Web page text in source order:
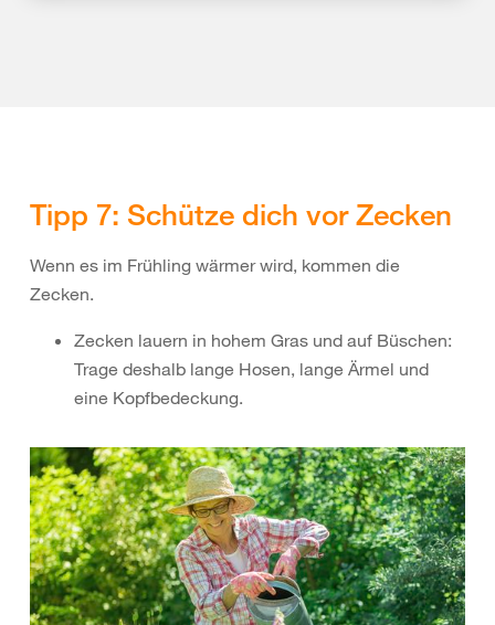
Tipp 7: Schütze dich vor Zecken
Wenn es im Frühling wärmer wird, kommen die
Zecken.
Zecken lauern in hohem Gras und auf Büschen:
Trage deshalb lange Hosen, lange Ärmel und
eine Kopfbedeckung.